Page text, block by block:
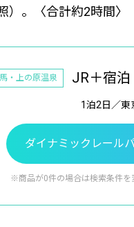
）。〈合計約2時間〉
・上の原温泉 JR＋宿
1泊2日／
ダイナミックレール
※商品が0件の場合は検索条件を